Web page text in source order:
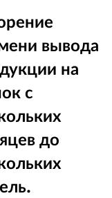
вывода
на
с
до